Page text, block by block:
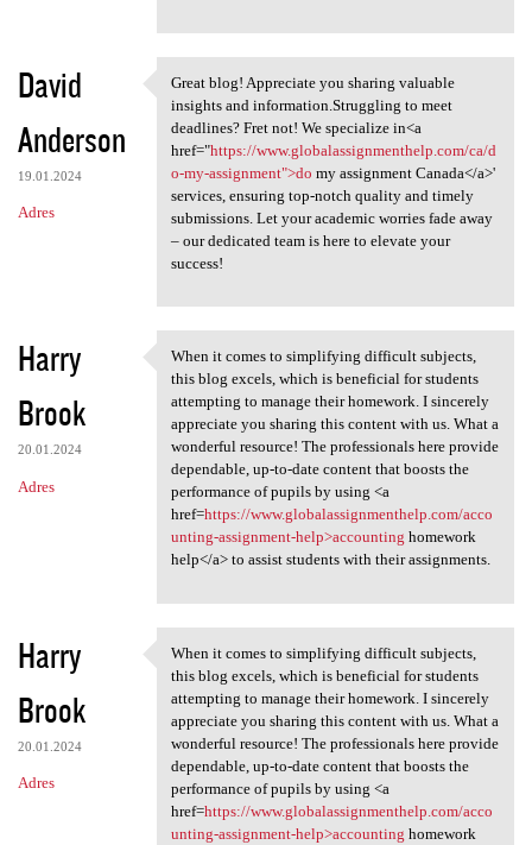
z
e
David
Anderson
19.01.2024
Adres
Great blog! Appreciate you
Great blog! Appreciate you sharing valuable
insights and information.Struggling to meet
deadlines? Fret not! We specialize in<a
href="https://www.globalassignmenthelp.com/ca/d
o-my-assignment">do my assignment Canada</a>'
services, ensuring top-notch quality and timely
submissions. Let your academic worries fade away
– our dedicated team is here to elevate your
success!
Harry
Brook
20.01.2024
Adres
When it comes to simplifying
When it comes to simplifying difficult subjects,
this blog excels, which is beneficial for students
attempting to manage their homework. I sincerely
appreciate you sharing this content with us. What a
wonderful resource! The professionals here provide
dependable, up-to-date content that boosts the
performance of pupils by using <a
href=https://www.globalassignmenthelp.com/acco
unting-assignment-help>accounting homework
help</a> to assist students with their assignments.
Harry
Brook
20.01.2024
Adres
When it comes to simplifying
When it comes to simplifying difficult subjects,
this blog excels, which is beneficial for students
attempting to manage their homework. I sincerely
appreciate you sharing this content with us. What a
wonderful resource! The professionals here provide
dependable, up-to-date content that boosts the
performance of pupils by using <a
href=https://www.globalassignmenthelp.com/acco
unting-assignment-help>accounting homework